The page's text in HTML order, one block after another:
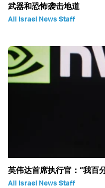
武器和恐怖袭击地道
All Israel News Staff
英伟达首席执行官：“我百
All Israel News Staff